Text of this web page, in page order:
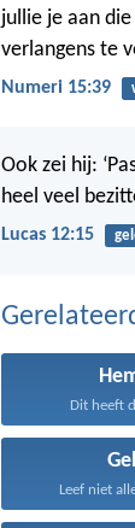
jullie je aan
verlangens te
Numeri 15:39
Ook zei hij:
heel veel
Lucas 12:15
Dit heeft
Leef niet